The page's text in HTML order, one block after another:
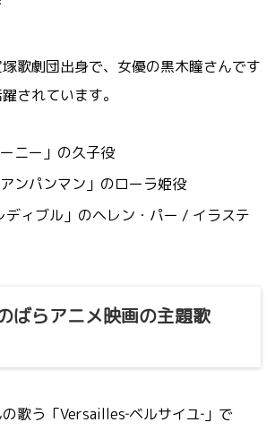
歌劇団出身で、女優の黒木瞳さんです
されています。
ニー」の久子役
ンパンマン」のローラ姫役
ディブル」のヘレン・パー / イラステ
ばらアニメ映画の主題歌
歌う「Versailles‐ベルサイユ‐」で